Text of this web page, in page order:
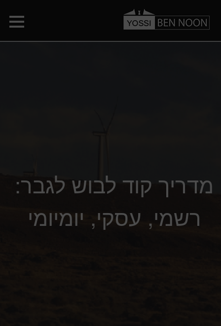
מדריך קוד לבוש לגבר:
רשמי, עסקי, יומיומי